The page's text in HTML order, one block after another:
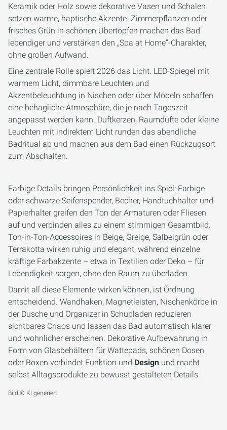
Keramik oder Holz sowie dekorative Vasen und Schalen
setzen warme, haptische Akzente. Zimmerpflanzen oder
frisches Grün in schönen Übertöpfen machen das Bad
lebendiger und verstärken den „Spa at Home“-Charakter,
ohne großen Aufwand.
Eine zentrale Rolle spielt 2026 das Licht. LED-Spiegel mit
warmem Licht, dimmbare Leuchten und
Akzentbeleuchtung in Nischen oder über Möbeln schaffen
eine behagliche Atmosphäre, die je nach Tageszeit
angepasst werden kann. Duftkerzen, Raumdüfte oder kleine
Leuchten mit indirektem Licht runden das abendliche
Badritual ab und machen aus dem Bad einen Rückzugsort
zum Abschalten.
Farbige Details bringen Persönlichkeit ins Spiel: Farbige
oder schwarze Seifenspender, Becher, Handtuchhalter und
Papierhalter greifen den Ton der Armaturen oder Fliesen
auf und verbinden alles zu einem stimmigen Gesamtbild.
Ton-in-Ton-Accessoires in Beige, Greige, Salbeigrün oder
Terrakotta wirken ruhig und elegant, während einzelne
kräftige Farbakzente – etwa in Textilien oder Deko – für
Lebendigkeit sorgen, ohne den Raum zu überladen.
Damit all diese Elemente wirken können, ist Ordnung
entscheidend. Wandhaken, Magnetleisten, Nischenkörbe in
der Dusche und Organizer in Schubladen reduzieren
sichtbares Chaos und lassen das Bad automatisch klarer
und wohnlicher erscheinen. Dekorative Aufbewahrung in
Form von Glasbehältern für Wattepads, schönen Dosen
oder Boxen verbindet Funktion und Design und macht
selbst Alltagsprodukte zu bewusst gestalteten Details.
Bild © KI generiert